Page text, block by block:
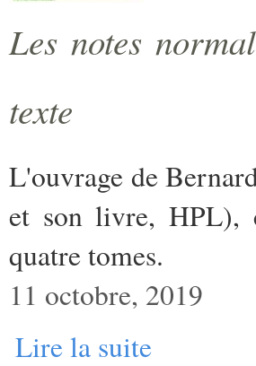
Les notes
texte
L'ouvrage de
et son livre, HPL),
quatre tomes.
11 octobre, 2019
Lire la suite